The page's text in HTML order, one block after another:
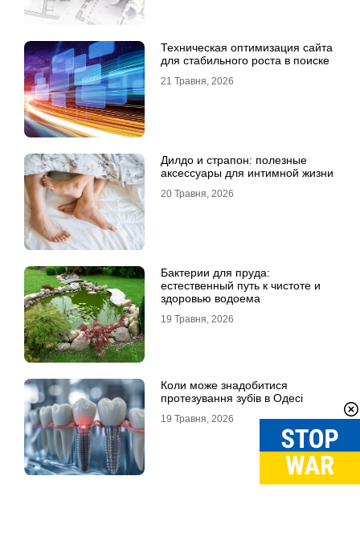
Техническая оптимизация сайта
для стабильного роста в поиске
21 Травня, 2026
Дилдо и страпон: полезные
аксессуары для интимной жизни
20 Травня, 2026
Бактерии для пруда:
естественный путь к чистоте и
здоровью водоема
19 Травня, 2026
Коли може знадобитися
протезування зубів в Одесі
19 Травня, 2026